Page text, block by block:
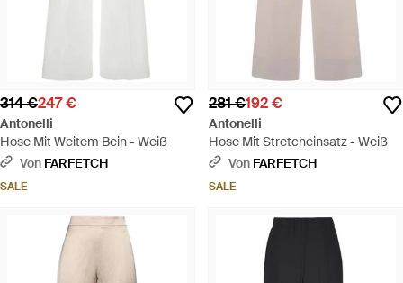
314 €247 €
Antonelli
Hose Mit Weitem Bein - Weiß
Von FARFETCH
SALE
281 €192 €
Antonelli
Hose Mit Stretcheinsatz - Weiß
Von FARFETCH
SALE